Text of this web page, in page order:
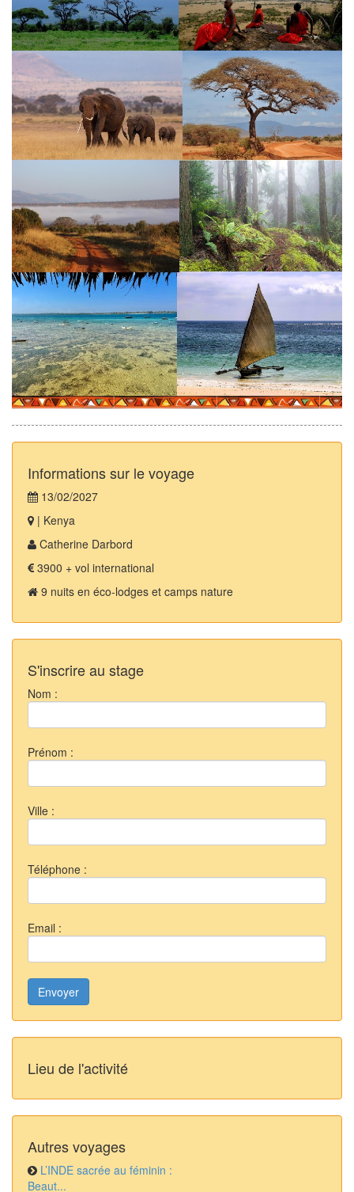
Informations sur le voyage
13/02/2027
| Kenya
Catherine Darbord
3900 + vol international
9 nuits en éco-lodges et camps nature
S'inscrire au stage
Nom :
Prénom :
Ville :
Téléphone :
Email :
Envoyer
Lieu de l'activité
Autres voyages
L’INDE sacrée au féminin :
Beaut...